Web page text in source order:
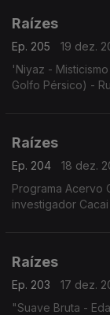
Raízes
Ep. 205
19 dez.
'Niyaz -
Golfo Pérsico) -
Raízes
Ep. 204
18 dez.
Programa Acervo
investigador Cacai Nunes: o violão de
Raízes
Ep. 203
17 dez.
"Suave Bruta -